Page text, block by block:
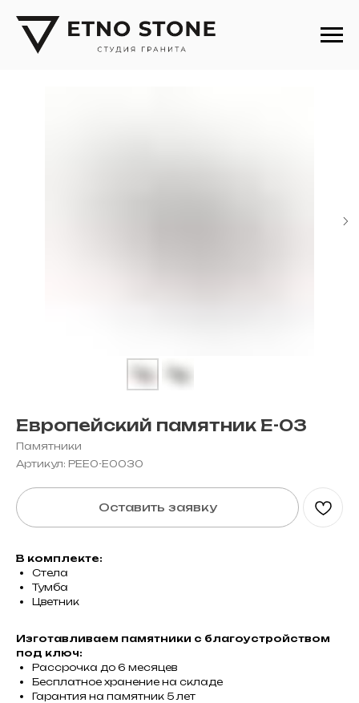
Европейский памятник E-03
Памятники
Артикул: PEE0-E0030
Оставить заявку
В комплекте:
Стела
Тумба
Цветник
Изготавливаем памятники с благоустройством
под ключ:
Рассрочка до 6 месяцев
Бесплатное хранение на складе
Гарантия на памятник 5 лет